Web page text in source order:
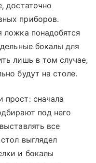
достаточно
приборов.
ложка понадобятся
бокалы для
лишь в том случае,
будут на столе.
прост: сначала
под него
все
выглядел
и бокалы